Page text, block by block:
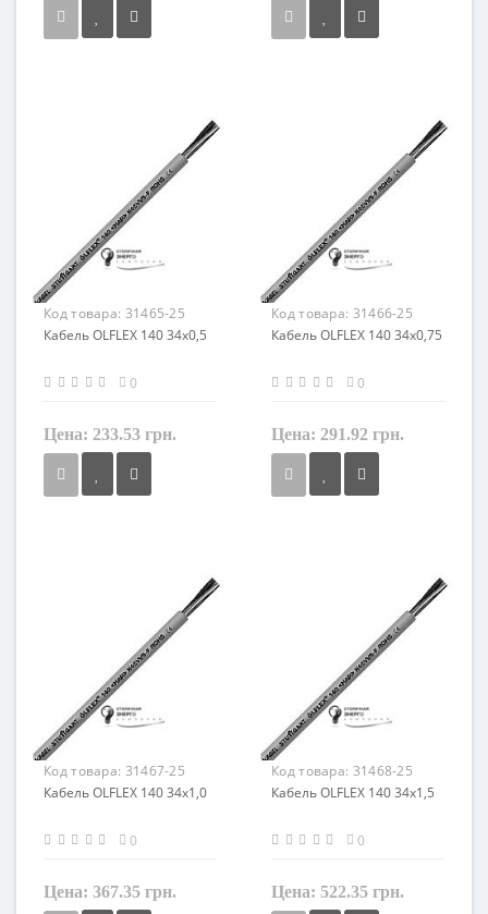
не экранированный
Заземление
с жилой заземления
Маркировка
OLFLEX 140
не экранированный
Заземление
с жилой заземления
Маркировка
OLFLEX 140
Код товара: 31465-25
Кабель OLFLEX 140 34x0,5
0
Цена: 233.53 грн.
не экранированный
Заземление
с жилой заземления
Маркировка
OLFLEX 140
Код товара: 31466-25
Кабель OLFLEX 140 34x0,75
0
Цена: 291.92 грн.
не экранированный
Заземление
с жилой заземления
Маркировка
OLFLEX 140
Код товара: 31467-25
Кабель OLFLEX 140 34x1,0
0
Цена: 367.35 грн.
Код товара: 31468-25
Кабель OLFLEX 140 34x1,5
0
Цена: 522.35 грн.